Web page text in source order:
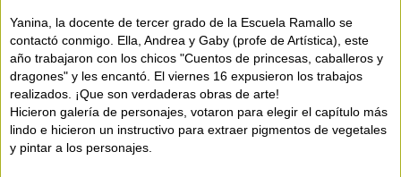
Yanina, la docente de tercer grado de la Escuela Ramallo se
contactó conmigo. Ella, Andrea y Gaby (profe de Artística), este
año trabajaron con los chicos "Cuentos de princesas, caballeros y
dragones" y les encantó. El viernes 16 expusieron los trabajos
realizados. ¡Que son verdaderas obras de arte!
Hicieron galería de personajes, votaron para elegir el capítulo más
lindo e hicieron un instructivo para extraer pigmentos de vegetales
y pintar a los personajes.